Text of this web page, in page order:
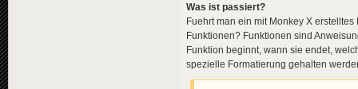
Was ist passiert?
Fuehrt man ein mit Monkey X
Funktionen? Funktionen sind
Funktion beginnt, wann sie endet,
spezielle Formatierung gehalten